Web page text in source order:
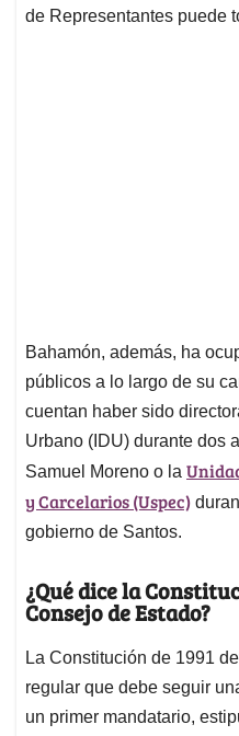
de Representantes puede
Bahamón, además, ha
públicos a lo largo de su
cuentan haber sido
Urbano (IDU) durante dos
Samuel Moreno o la
y Carcelarios (Uspec)
gobierno de Santos.
¿Qué dice la
Consejo de Estado?
La Constitución de 1991
regular que debe seguir
un primer mandatario,